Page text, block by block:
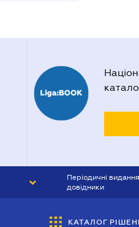
Періодичні
довідники
КАТАЛОГ